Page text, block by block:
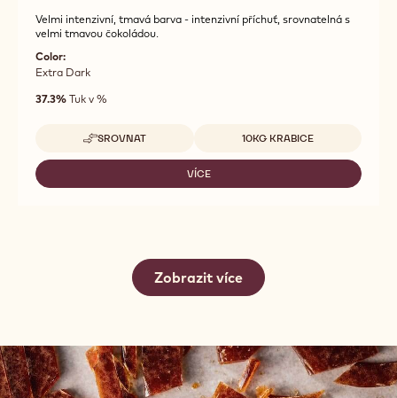
Velmi intenzivní, tmavá barva - intenzivní příchuť, srovnatelná s
velmi tmavou čokoládou.
Color:
Extra Dark
37.3% Tuk v %
SROVNAT
-
HARD
EXTRA
Dostupná balení
10KG KRABICE
VÍCE
-
Zobrazit více